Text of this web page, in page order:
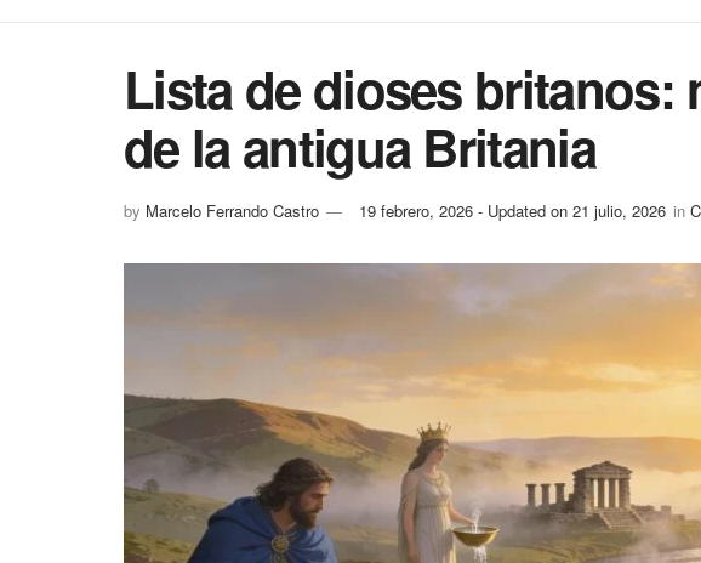
Lista de dioses britanos:
de la antigua Britania
by Marcelo Ferrando Castro 19 febrero, 2026 - Updated on 21 julio, 2026 in